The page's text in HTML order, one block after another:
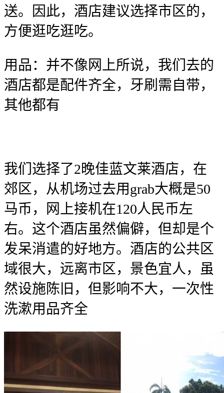
送。因此，酒店建议选择市区的，
方便逛吃逛吃。
用品：并不像网上所说，我们去的
酒店都是配件齐全，牙刷需自带，
其他都有
我们选择了2晚佳蓝文莱酒店，在
郊区，从机场过去用grab大概是50
马币，网上接机在120人民币左
右。这个酒店虽然偏僻，但却是个
发呆消遣的好地方。酒店的公共区
域很大，远离市区，景色宜人，虽
然设施陈旧，但影响不大，一次性
洗漱用品齐全